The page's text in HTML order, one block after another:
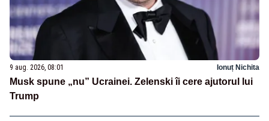
9 aug. 2026, 08:01 Ionuț Nichita
Musk spune „nu” Ucrainei. Zelenski îi cere ajutorul lui
Trump